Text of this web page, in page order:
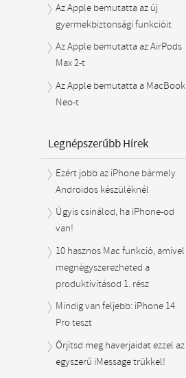
Az Apple bemutatta az új
gyermekbiztonsági funkcióit
Az Apple bemutatta az AirPods
Max 2-t
Az Apple bemutatta a MacBook
Neo-t
Legnépszerűbb Hírek
Ezért jobb az iPhone bármely
Androidos készüléknél
Úgyis csinálod, ha iPhone-od
van!
10 hasznos Mac funkció, amivel
megnégyszerezheted a
produktivitásod 1. rész
Mindig van feljebb: iPhone 14
Pro teszt
Őrjítsd meg haverjaidat ezzel az
egyszerű iMessage trükkel!